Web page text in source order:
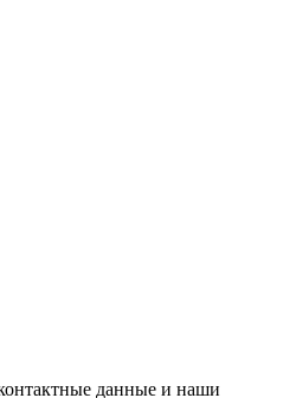
данные и наши